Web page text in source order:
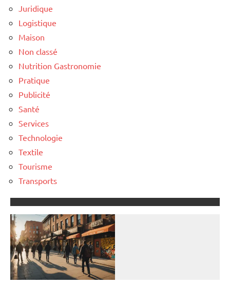
Juridique
Logistique
Maison
Non classé
Nutrition Gastronomie
Pratique
Publicité
Santé
Services
Technologie
Textile
Tourisme
Transports